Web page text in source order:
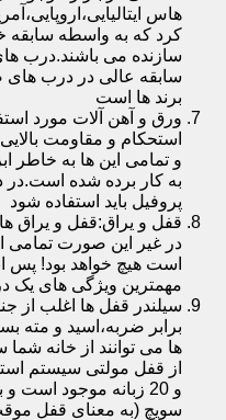
هاس
کرد که به واسطه سابقه
سازنده می باشند.درب
سابقه عالی در درب های
برند ها است
ورق و آهن آلات مورد
استحکام و مقاومت
و تمامی این ها به خاطر
به کار برده شده
پروفیل باید استفاده شود
قفل و یراق:قفل و یراق
در غیر این صورت تمامی
است هیچ خواهد بود! پس
مهمترین ویژگی های
سیلندر قفل ها اغلب از
برابر ضربه،اسید و مته
ها می توانند از خانه
و 20 زبانه موجود
سویچ (به معنای قفل